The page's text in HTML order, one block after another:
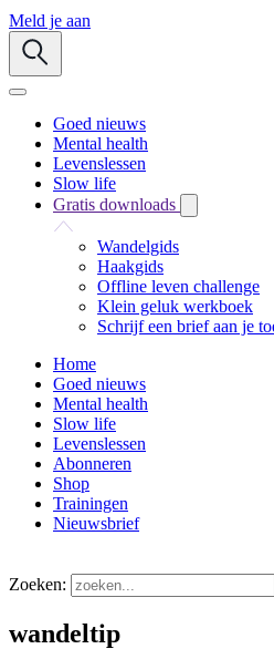
Meld je aan
Goed nieuws
Mental health
Levenslessen
Slow life
Gratis downloads
Wandelgids
Haakgids
Offline leven challenge
Klein geluk werkboek
Schrijf een brief aan je
Home
Goed nieuws
Mental health
Slow life
Levenslessen
Abonneren
Shop
Trainingen
Nieuwsbrief
Zoeken:
wandeltip